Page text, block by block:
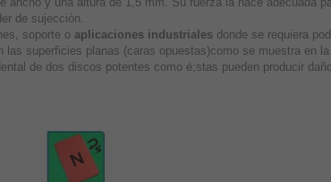
de sujección.
soporte o aplicaciones industriales donde se requiera
superficies planas (caras opuestas)como se muestra en la
de dos discos potentes como é;stas pueden producir